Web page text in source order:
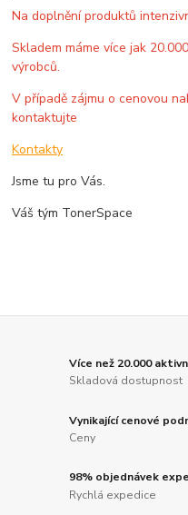
Na doplnění produktů
Skladem máme více jak
výrobců.
V případě zájmu o cenovou
kontaktujte
Kontakty
Jsme tu pro Vás.
Váš tým TonerSpace
Více než 20.000
Skladová dostupnost
Vynikající cenové
Ceny
98% objednávek
Rychlá expedice